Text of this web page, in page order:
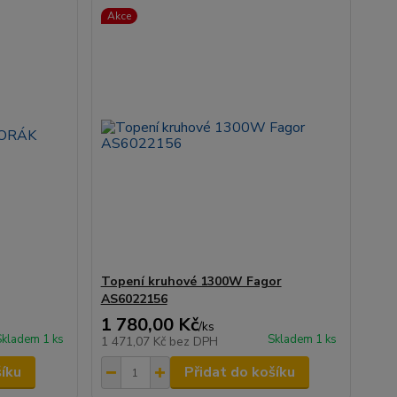
1 ks
Akce
Topení kruhové 1300W Fagor
AS6022156
1 780,00 Kč/ks
1 471,07 Kč bez DPH Skladem 1 ks
Přidat do košíku